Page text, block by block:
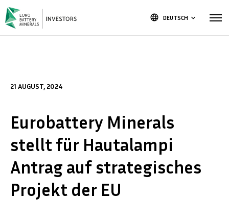
language DEUTSCH keyboard_arrow_down
21 AUGUST, 2024
Eurobattery Minerals
stellt für Hautalampi
Antrag auf strategisches
Projekt der EU